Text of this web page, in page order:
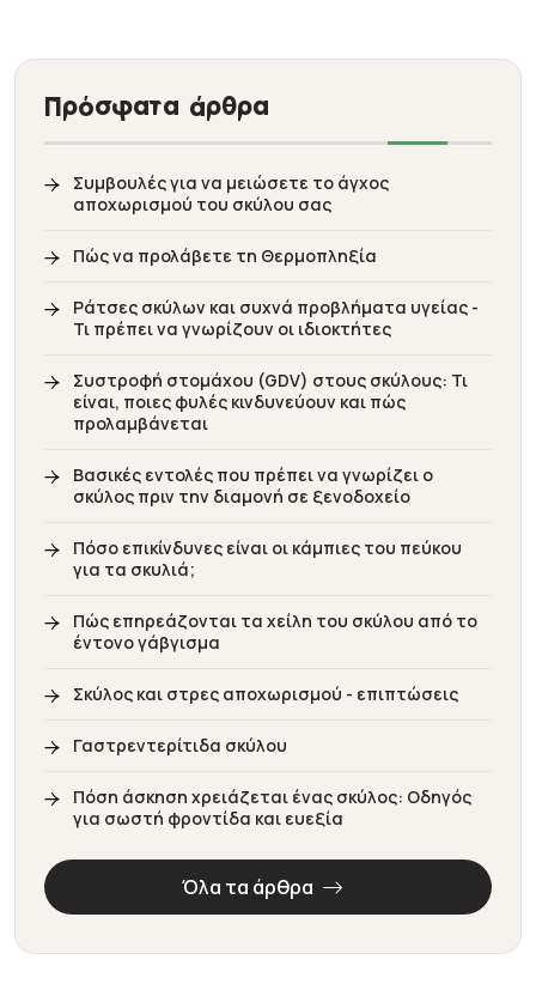
Πρόσφατα άρθρα
Συμβουλές για να μειώσετε το άγχος
αποχωρισμού του σκύλου σας
Πώς να προλάβετε τη Θερμοπληξία
Ράτσες σκύλων και συχνά προβλήματα υγείας -
Τι πρέπει να γνωρίζουν οι ιδιοκτήτες
Συστροφή στομάχου (GDV) στους σκύλους: Τι
είναι, ποιες φυλές κινδυνεύουν και πώς
προλαμβάνεται
Βασικές εντολές που πρέπει να γνωρίζει ο
σκύλος πριν την διαμονή σε ξενοδοχείο
Πόσο επικίνδυνες είναι οι κάμπιες του πεύκου
για τα σκυλιά;
Πώς επηρεάζονται τα χείλη του σκύλου από το
έντονο γάβγισμα
Σκύλος και στρες αποχωρισμού - επιπτώσεις
Γαστρεντερίτιδα σκύλου
Πόση άσκηση χρειάζεται ένας σκύλος: Οδηγός
για σωστή φροντίδα και ευεξία
Όλα τα άρθρα